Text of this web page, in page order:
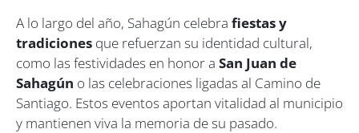
A lo largo del año, Sahagún celebra fiestas y
tradiciones que refuerzan su identidad cultural,
como las festividades en honor a San Juan de
Sahagún o las celebraciones ligadas al Camino de
Santiago. Estos eventos aportan vitalidad al municipio
y mantienen viva la memoria de su pasado.